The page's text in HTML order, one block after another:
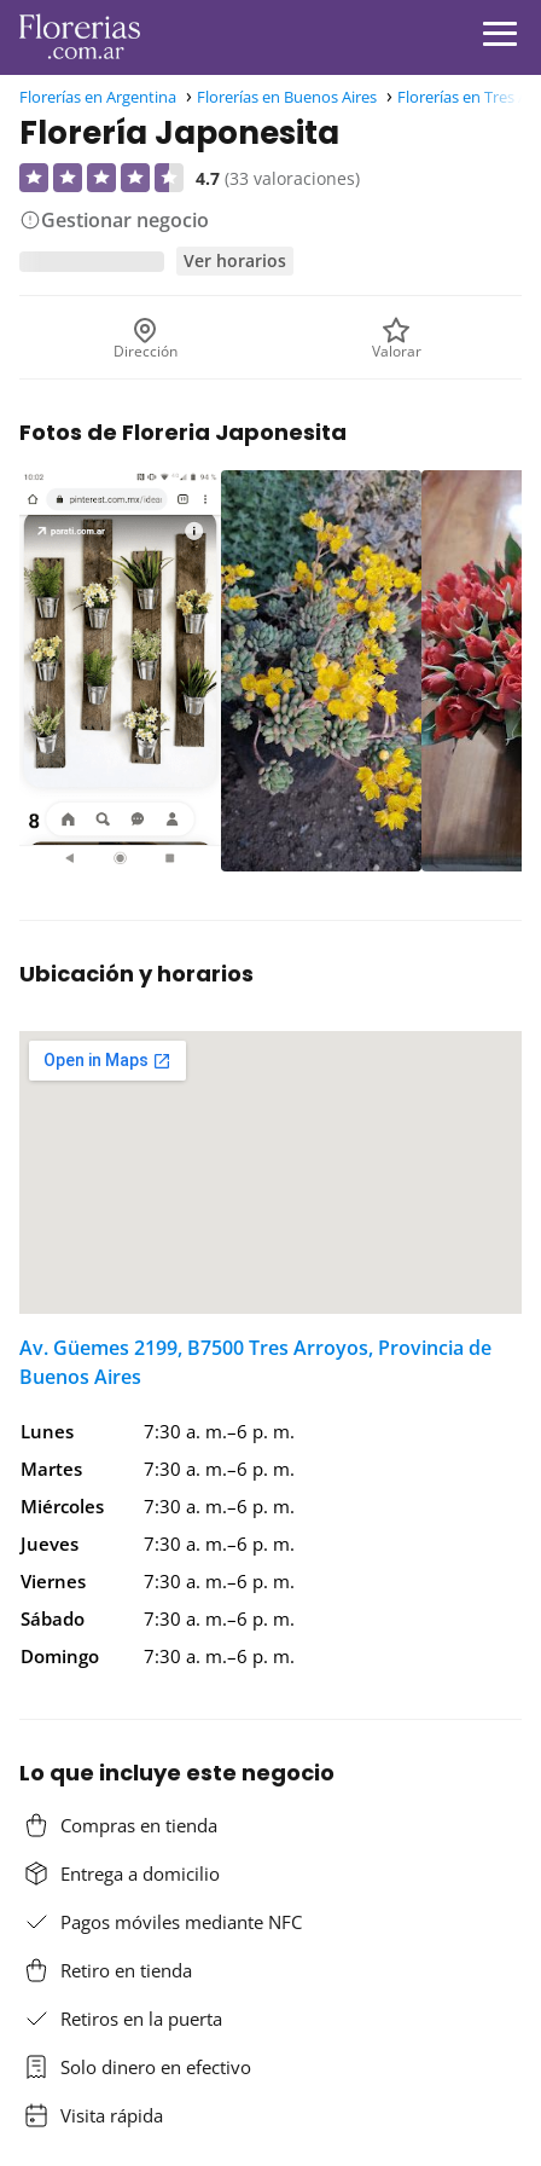
Florerías en Argentina Florerías en Buenos Aires Florerías en Tres
Florería Japonesita
4.7 (33 valoraciones)
Gestionar negocio
Ver horarios
Dirección Valorar
Fotos de Floreria Japonesita
Ubicación y horarios
Av. Güemes 2199, B7500 Tres Arroyos, Provincia de
Buenos Aires
Lunes
7:30 a. m.–6 p. m.
Martes
7:30 a. m.–6 p. m.
Miércoles
7:30 a. m.–6 p. m.
Jueves
7:30 a. m.–6 p. m.
Viernes
7:30 a. m.–6 p. m.
Sábado
7:30 a. m.–6 p. m.
Domingo
7:30 a. m.–6 p. m.
Lo que incluye este negocio
Compras en tienda
Entrega a domicilio
Pagos móviles mediante NFC
Retiro en tienda
Retiros en la puerta
Solo dinero en efectivo
Visita rápida